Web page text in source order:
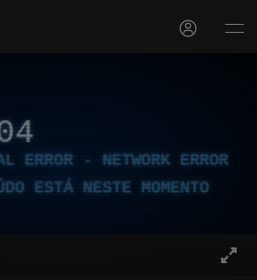
ERROR - NETWORK ERROR
ESTÁ NESTE MOMENTO